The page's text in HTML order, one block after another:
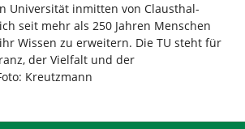
Universität inmitten von Clausthal-
seit mehr als 250 Jahren Menschen
Wissen zu erweitern. Die TU steht für
der Vielfalt und der
Kreutzmann